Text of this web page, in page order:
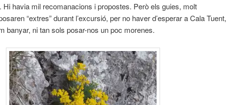
Hi havia mil recomanacions i propostes. Però els guies, molt
“extres” durant l’excursió, per no haver d’esperar a Cala Tuent,
banyar, ni tan sols posar-nos un poc morenes.